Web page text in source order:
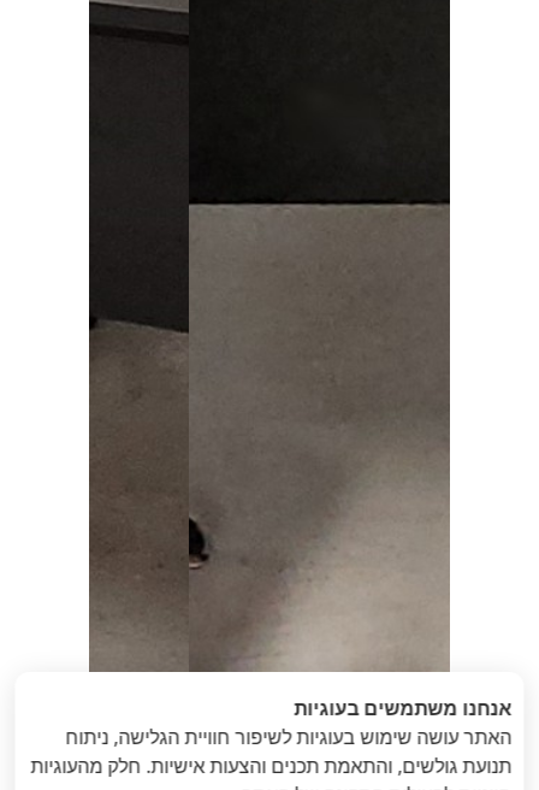
אנחנו משתמשים בעוגיות
האתר עושה שימוש בעוגיות לשיפור חוויית הגלישה, ניתוח
תנועת גולשים, והתאמת תכנים והצעות אישיות. חלק מהעוגיות